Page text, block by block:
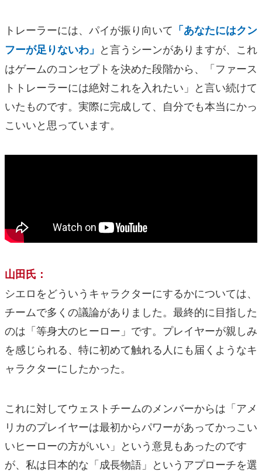
トレーラーには、パイが振り向いて 「あなたにはクン
フーが足りないわ」 と言うシーンがありますが、これ
はゲームのコンセプトを決めた段階から、「ファース
トトレーラーには絶対これを入れたい」と言い続けて
いたものです。実際に完成して、自分でも本当にかっ
こいいと思っています。
山田氏：
シエロをどういうキャラクターにするかについては、
チームで多くの議論がありました。最終的に目指した
のは「等身大のヒーロー」です。プレイヤーが親しみ
を感じられる、特に初めて触れる人にも届くようなキ
ャラクターにしたかった。
これに対してウェストチームのメンバーからは「アメ
リカのプレイヤーは最初からパワーがあってかっこい
いヒーローの方がいい」という意見もあったのです
が、私は日本的な「成長物語」というアプローチを選